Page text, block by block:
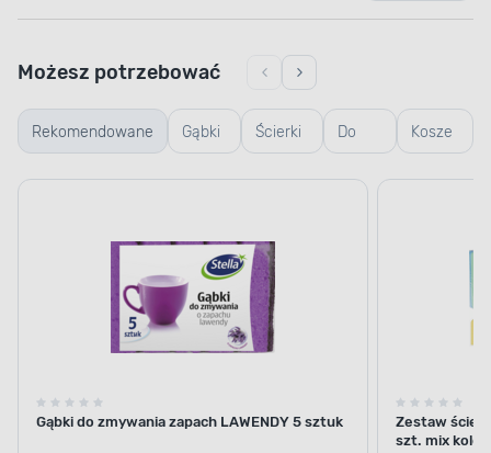
Rekomendowane Gąbki
i
Ścierki
do
Do
mycia
Kosze
na
Możesz potrzebować
Gąbki do zmywania zapach LAWENDY 5 sztuk
Zestaw
szt. mix